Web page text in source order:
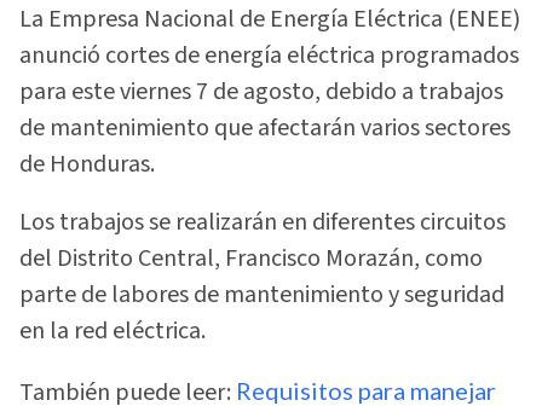
La Empresa Nacional de Energía Eléctrica (ENEE)
anunció cortes de energía eléctrica programados
para este viernes 7 de agosto, debido a trabajos
de mantenimiento que afectarán varios sectores
de Honduras.
Los trabajos se realizarán en diferentes circuitos
del Distrito Central, Francisco Morazán, como
parte de labores de mantenimiento y seguridad
en la red eléctrica.
También puede leer: Requisitos para manejar